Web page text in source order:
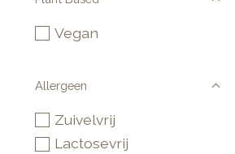
Vegan
Allergeen
Zuivelvrij
Lactosevrij